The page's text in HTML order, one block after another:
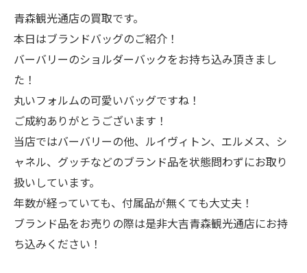
青森観光通店の買取です。
本日はブランドバッグのご紹介！
バーバリーのショルダーバックをお持ち込み頂きまし
た！
丸いフォルムの可愛いバッグですね！
ご成約ありがとうございます！
当店ではバーバリーの他、ルイヴィトン、エルメス、シ
ャネル、グッチなどのブランド品を状態問わずにお取り
扱いしています。
年数が経っていても、付属品が無くても大丈夫！
ブランド品をお売りの際は是非大吉青森観光通店にお持
ち込みください！